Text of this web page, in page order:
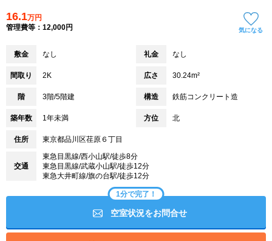
16.1万円
管理費等：12,000円
気になる
敷金 なし 礼金 なし
間取り 2K 広さ 30.24m²
階 3階/5階建 構造 鉄筋コンクリート造
築年数 1年未満 方位 北
住所 東京都品川区荏原６丁目
交通
東急目黒線/西小山駅/徒歩8分
東急目黒線/武蔵小山駅/徒歩12分
東急大井町線/旗の台駅/徒歩12分
1分で完了！
空室状況をお問合せ